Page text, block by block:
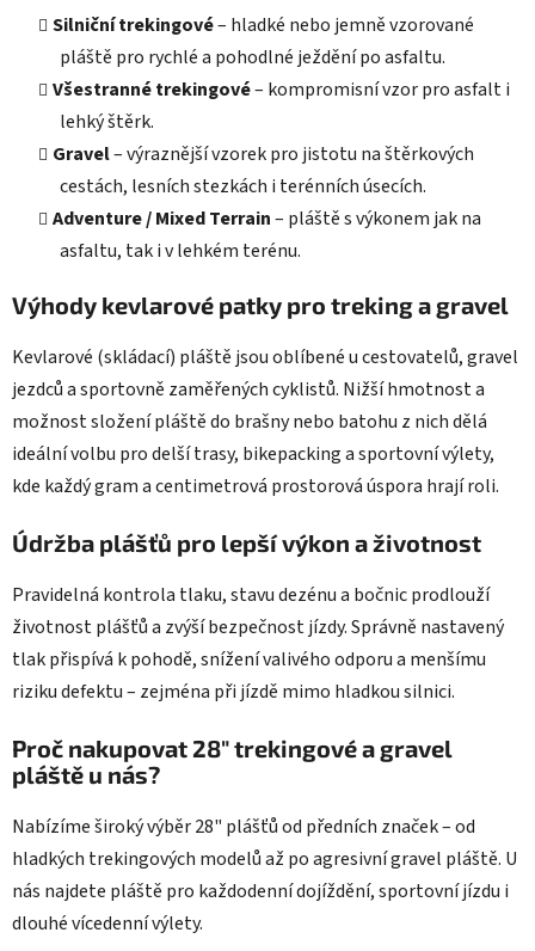
Silniční trekingové– hladké nebo jemně vzorované
pláště pro rychlé a pohodlné ježdění po asfaltu.
Všestranné trekingové– kompromisní vzor pro asfalt i
lehký štěrk.
Gravel– výraznější vzorek pro jistotu na štěrkových
cestách, lesních stezkách i terénních úsecích.
Adventure / Mixed Terrain– pláště s výkonem jak na
asfaltu, tak i v lehkém terénu.
Výhody kevlarové patky pro treking a gravel
Kevlarové (skládací) pláště jsou oblíbené u cestovatelů, gravel
jezdců a sportovně zaměřených cyklistů. Nižší hmotnost a
možnost složení pláště do brašny nebo batohu z nich dělá
ideální volbu pro delší trasy, bikepacking a sportovní výlety,
kde každý gram a centimetrová prostorová úspora hrají roli.
Údržba plášťů pro lepší výkon a životnost
Pravidelná kontrola tlaku, stavu dezénu a bočnic prodlouží
životnost plášťů a zvýší bezpečnost jízdy. Správně nastavený
tlak přispívá k pohodě, snížení valivého odporu a menšímu
riziku defektu – zejména při jízdě mimo hladkou silnici.
Proč nakupovat 28" trekingové a gravel
pláště u nás?
Nabízíme široký výběr 28" plášťů od předních značek – od
hladkých trekingových modelů až po agresivní gravel pláště. U
nás najdete pláště pro každodenní dojíždění, sportovní jízdu i
dlouhé vícedenní výlety.